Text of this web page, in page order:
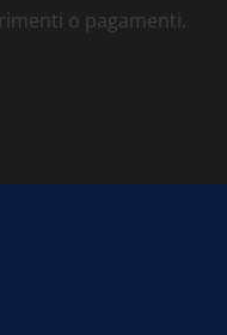
o pagamenti.